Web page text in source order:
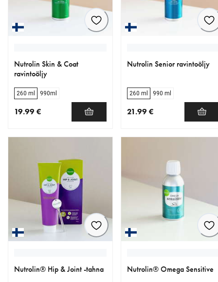
Nutrolin Skin & Coat
ravintoöljy
260 ml 990ml
19.99 €
Nutrolin Senior ravintoöljy
260 ml 990 ml
21.99 €
Nutrolin® Hip & Joint -tahna Nutrolin® Omega Sensitive